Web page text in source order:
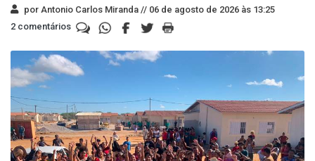
por Antonio Carlos Miranda // 06 de agosto de 2026 às 13:25
2 comentários